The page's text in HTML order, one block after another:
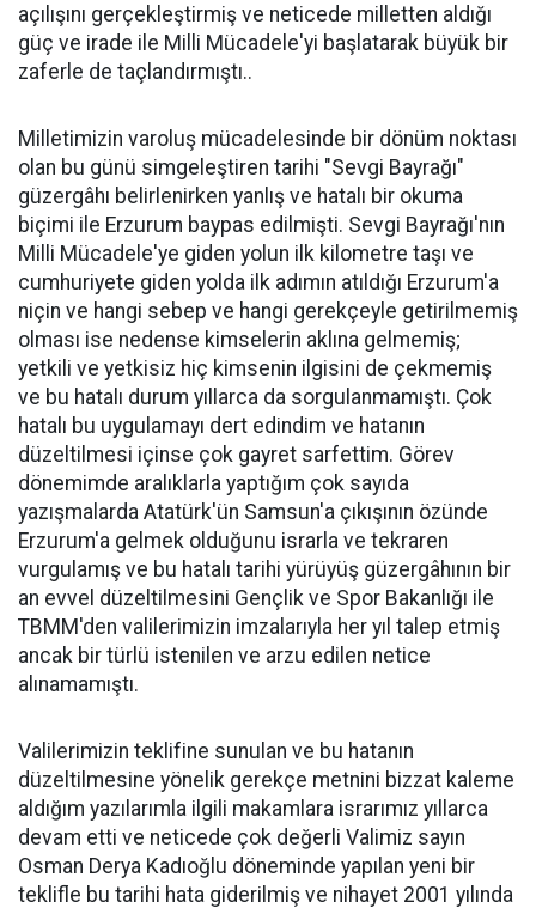
açılışını gerçekleştirmiş ve neticede milletten aldığı
güç ve irade ile Milli Mücadele'yi başlatarak büyük bir
zaferle de taçlandırmıştı..
Milletimizin varoluş mücadelesinde bir dönüm noktası
olan bu günü simgeleştiren tarihi "Sevgi Bayrağı"
güzergâhı belirlenirken yanlış ve hatalı bir okuma
biçimi ile Erzurum baypas edilmişti. Sevgi Bayrağı'nın
Milli Mücadele'ye giden yolun ilk kilometre taşı ve
cumhuriyete giden yolda ilk adımın atıldığı Erzurum'a
niçin ve hangi sebep ve hangi gerekçeyle getirilmemiş
olması ise nedense kimselerin aklına gelmemiş;
yetkili ve yetkisiz hiç kimsenin ilgisini de çekmemiş
ve bu hatalı durum yıllarca da sorgulanmamıştı. Çok
hatalı bu uygulamayı dert edindim ve hatanın
düzeltilmesi içinse çok gayret sarfettim. Görev
dönemimde aralıklarla yaptığım çok sayıda
yazışmalarda Atatürk'ün Samsun'a çıkışının özünde
Erzurum'a gelmek olduğunu israrla ve tekraren
vurgulamış ve bu hatalı tarihi yürüyüş güzergâhının bir
an evvel düzeltilmesini Gençlik ve Spor Bakanlığı ile
TBMM'den valilerimizin imzalarıyla her yıl talep etmiş
ancak bir türlü istenilen ve arzu edilen netice
alınamamıştı.
Valilerimizin teklifine sunulan ve bu hatanın
düzeltilmesine yönelik gerekçe metnini bizzat kaleme
aldığım yazılarımla ilgili makamlara israrımız yıllarca
devam etti ve neticede çok değerli Valimiz sayın
Osman Derya Kadıoğlu döneminde yapılan yeni bir
teklifle bu tarihi hata giderilmiş ve nihayet 2001 yılında